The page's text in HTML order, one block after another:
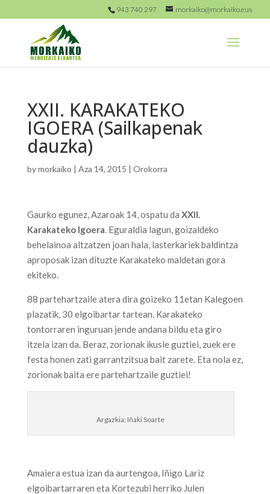
943 740 297 morkaiko@morkaiko.eus
XXII. KARAKATEKO
IGOERA (Sailkapenak
dauzka)
bymorkaiko | Aza 14, 2015 | Orokorra
Gaurko egunez, Azaroak 14, ospatu da XXII.
Karakateko Igoera. Eguraldia lagun, goizaldeko
behelainoa altzatzen joan hala, lasterkariek baldintza
aproposak izan dituzte Karakateko maldetan gora
ekiteko.
88 partehartzaile atera dira goizeko 11etan Kalegoen
plazatik, 30 elgoibartar tartean. Karakateko
tontorraren inguruan jende andana bildu eta giro
itzela izan da. Beraz, zorionak ikusle guztiei, zuek ere
festa honen zati garrantzitsua bait zarete. Eta nola ez,
zorionak baita ere partehartzaile guztiei!
Argazkia: Iñaki Soarte
Amaiera estua izan da aurtengoa, Iñigo Lariz
elgoibartarraren eta Kortezubi herriko Julen